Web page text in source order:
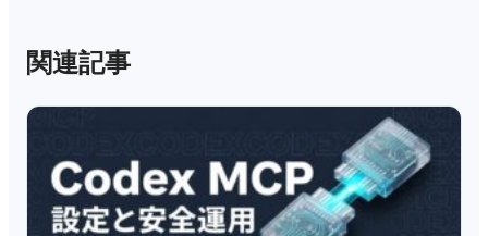
関連記事